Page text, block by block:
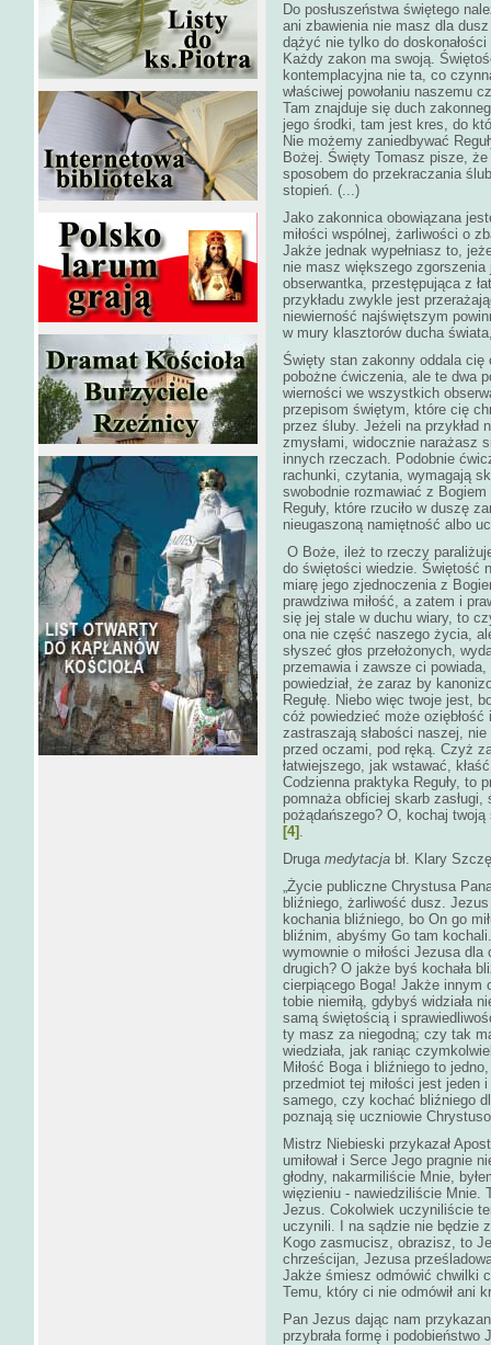
Do posłuszeństwa świętego
ani zbawienia nie masz dla
dążyć nie tylko do
Każdy zakon ma swoją.
kontemplacyjna nie ta, co
właściwej powołaniu naszemu
Tam znajduje się duch
jego środki, tam jest kres, do
Nie możemy zaniedbywać
Bożej. Święty Tomasz pisze,
sposobem do przekraczania
stopień. (...)
Jako zakonnica obowiązana
miłości wspólnej, żarliwości o
Jakże jednak wypełniasz to,
nie masz większego zgorszenia
obserwantka, przestępująca z
przykładu zwykle jest
niewierność najświętszym
w mury klasztorów ducha
Święty stan zakonny oddala cię
pobożne ćwiczenia, ale te dwa
wierności we wszystkich
przepisom świętym, które cię
przez śluby. Jeżeli na przykład
zmysłami, widocznie narażasz
innych rzeczach. Podobnie
rachunki, czytania, wymagają
swobodnie rozmawiać z
Reguły, które rzuciło w duszę
nieugaszoną namiętność albo
O Boże, ileż to rzeczy
do świętości wiedzie. Świętość
miarę jego zjednoczenia z
prawdziwa miłość, a zatem i
się jej stale w duchu wiary, to
ona nie część naszego życia,
słyszeć głos przełożonych,
przemawia i zawsze ci
powiedział, że zaraz by
Regułę. Niebo więc twoje jest,
cóż powiedzieć może
zastraszają słabości naszej,
przed oczami, pod ręką. Czyż
łatwiejszego, jak wstawać,
Codzienna praktyka Reguły, to
pomnaża obficiej skarb
pożądańszego? O, kochaj
[4] .
Druga medytacja bł. Klary
„Życie publiczne Chrystusa
bliźniego, żarliwość dusz.
kochania bliźniego, bo On go
bliźnim, abyśmy Go tam
wymownie o miłości Jezusa
drugich? O jakże byś kochała
cierpiącego Boga! Jakże innym
tobie niemiłą, gdybyś widziała
samą świętością i
ty masz za niegodną; czy tak
wiedziała, jak raniąc
Miłość Boga i bliźniego to
przedmiot tej miłości jest jeden
samego, czy kochać bliźniego
poznają się uczniowie
Mistrz Niebieski przykazał
umiłował i Serce Jego pragnie
głodny, nakarmiliście Mnie,
więzieniu - nawiedziliście Mnie.
Jezus. Cokolwiek uczyniliście
uczynili. I na sądzie nie będzie
Kogo zasmucisz, obrazisz, to
chrześcijan, Jezusa
Jakże śmiesz odmówić chwilki
Temu, który ci nie odmówił ani
Pan Jezus dając nam
przybrała formę i podobieństwo